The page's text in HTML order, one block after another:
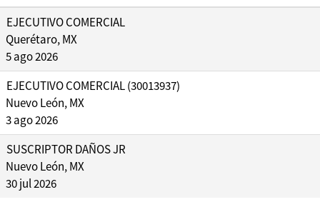
EJECUTIVO COMERCIAL
Querétaro, MX
5 ago 2026
EJECUTIVO COMERCIAL (30013937)
Nuevo León, MX
3 ago 2026
SUSCRIPTOR DAÑOS JR
Nuevo León, MX
30 jul 2026